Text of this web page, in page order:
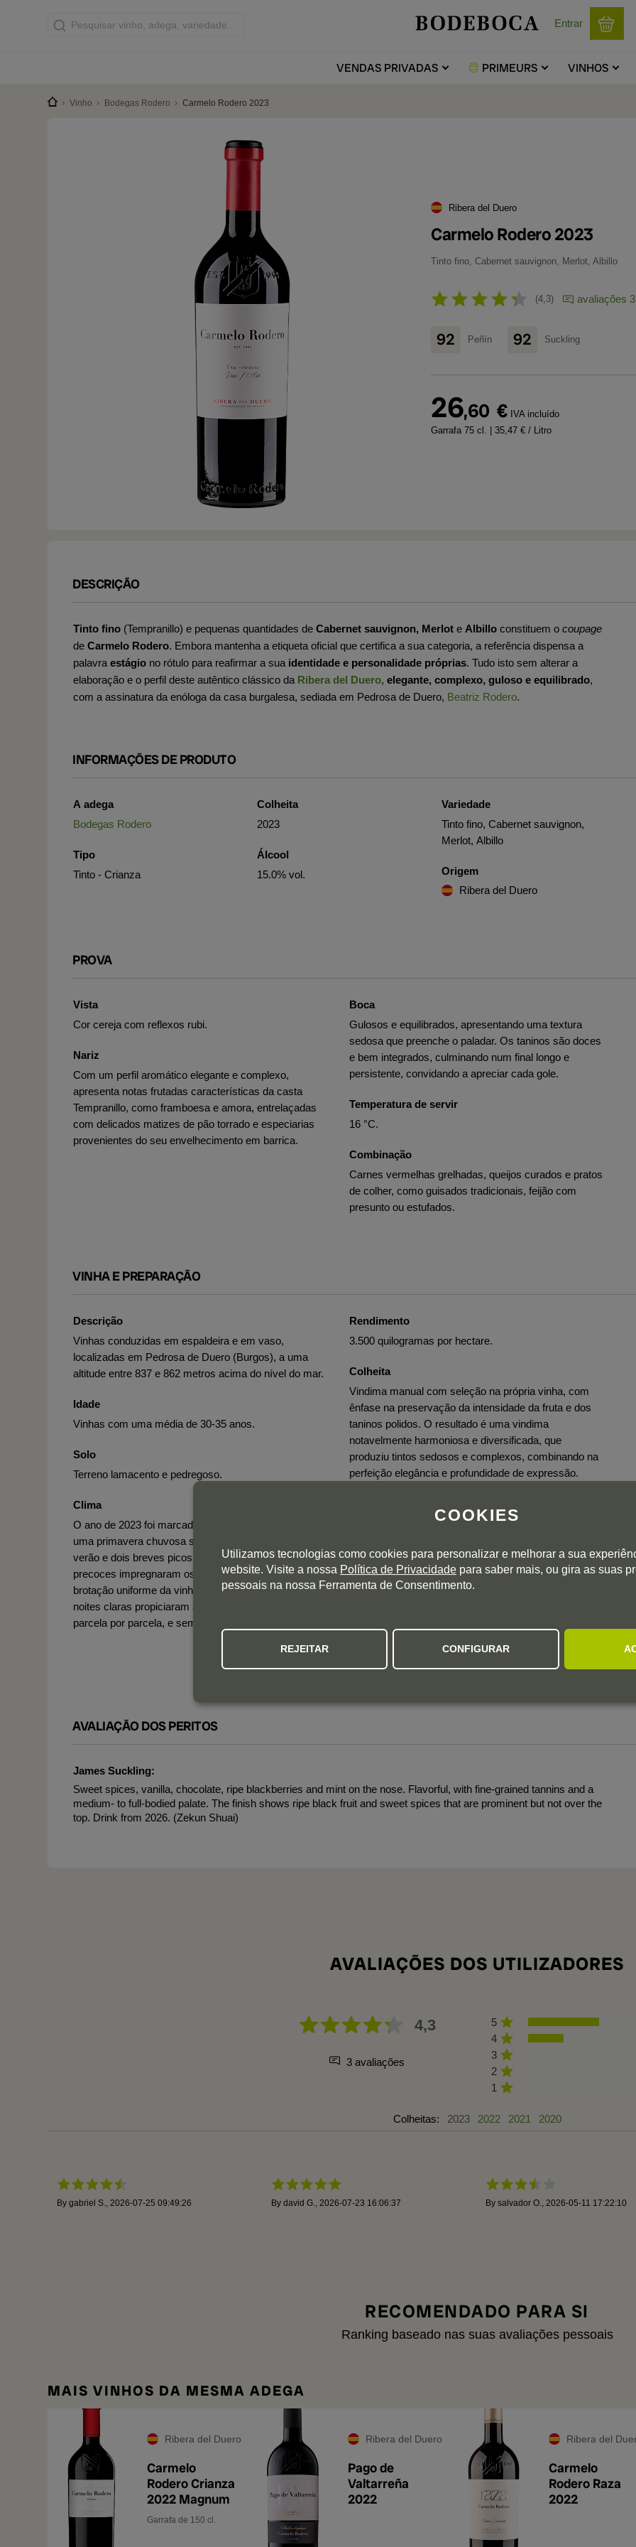
Entrar
VENDASPRIVADAS PRIMEURS VINHOS
Vinho Bodegas Rodero Carmelo Rodero 2023
Ribera del Duero
Carmelo Rodero 2023
Tinto fino, Cabernet sauvignon, Merlot, Albillo
4,3 avaliações 3
92 Peñín 92 Suckling
26,60 € IVA incluído
Garrafa 75 cl. | 35,47 € / Litro
DESCRIÇÃO
Tinto fino (Tempranillo) e pequenas quantidades de Cabernet sauvignon, Merlot e Albillo constituem o coupage
de Carmelo Rodero. Embora mantenha a etiqueta oficial que certifica a sua categoria, a referência dispensa a
palavra estágio no rótulo para reafirmar a sua identidade e personalidade próprias. Tudo isto sem alterar a
elaboração e o perfil deste autêntico clássico da Ribera del Duero, elegante, complexo, guloso e equilibrado,
com a assinatura da enóloga da casa burgalesa, sediada em Pedrosa de Duero, Beatriz Rodero.
INFORMAÇÕES DE PRODUTO
A adega
Bodegas Rodero
Tipo
Tinto - Crianza
Colheita
2023
Álcool
15.0% vol.
Variedade
Tinto fino, Cabernet sauvignon,
Merlot, Albillo
Origem
Ribera del Duero
PROVA
Vista
Cor cereja com reflexos rubi.
Nariz
Com um perfil aromático elegante e complexo,
apresenta notas frutadas características da casta
Tempranillo, como framboesa e amora, entrelaçadas
com delicados matizes de pão torrado e especiarias
provenientes do seu envelhecimento em barrica.
Boca
Gulosos e equilibrados, apresentando uma textura
sedosa que preenche o paladar. Os taninos são doces
e bem integrados, culminando num final longo e
persistente, convidando a apreciar cada gole.
Temperatura de servir
16 °C.
Combinação
Carnes vermelhas grelhadas, queijos curados e pratos
de colher, como guisados tradicionais, feijão com
presunto ou estufados.
VINHA E PREPARAÇÃO
Descrição
Vinhas conduzidas em espaldeira e em vaso,
localizadas em Pedrosa de Duero (Burgos), a uma
altitude entre 837 e 862 metros acima do nível do mar.
Idade
Vinhas com uma média de 30-35 anos.
Solo
Terreno lamacento e pedregoso.
Clima
O ano de 2023 foi marcado por um clima instável, com
uma primavera chuvosa seguida por dias amenos de
verão e dois breves picos de calor. As chuvas
precoces impregnaram os solos e favoreceram a
brotação uniforme da vinha. As brisas frescas e as
noites claras propiciaram a sua maturação constante,
parcela por parcela, e sem stress.
Rendimento
3.500 quilogramas por hectare.
Colheita
Vindima manual com seleção na própria vinha, com
ênfase na preservação da intensidade da fruta e dos
taninos polidos. O resultado é uma vindima
notavelmente harmoniosa e diversificada, que
produziu tintos sedosos e complexos, combinando na
perfeição elegância e profundidade de expressão.
Vinificação por gravidade (sistema OVI) sem o uso de
Envelhecimento
Estágio de 15 meses em barricas novas de carvalho
AVALIAÇÃO DOS PERITOS
James Suckling:
Sweet spices, vanilla, chocolate, ripe blackberries and mint on the nose. Flavorful, with fine-grained tannins and a
medium- to full-bodied palate. The finish shows ripe black fruit and sweet spices that are prominent but not over the
top. Drink from 2026. (Zekun Shuai)
AVALIAÇÕES DOS UTILIZADORES
4,3
3 avaliações
5
4
3
2
1
Colheitas: 2023 2022 2021 2020
By gabriel S., 2026-07-25 09:49:26 By david G., 2026-07-23 16:06:37 By salvador O., 2026-05-11 17:22:10
RECOMENDADO PARA SI
Ranking baseado nas suas avaliações pessoais
MAIS VINHOS DA MESMA ADEGA
Ribera del Duero
Carmelo
Rodero Crianza
2022 Magnum
Garrafa de 150 cl.
Ribera del Duero
Pago de
Valtarreña
2022
Ribera del
Carmelo
Rodero Raza
2022
COOKIES
Utilizamos tecnologias como cookies para personalizar e melhorar a sua
website. Visite a nossa Política de Privacidade para saber mais, ou gira as suas
pessoais na nossa Ferramenta de Consentimento.
REJEITAR CONFIGURAR